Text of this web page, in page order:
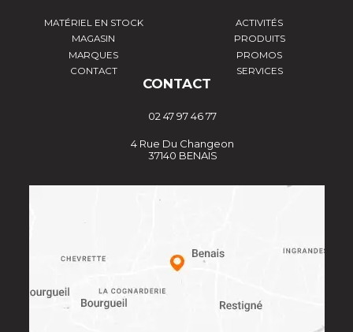
MATÉRIEL EN STOCK
ACTIVITÉS
MAGASIN
PRODUITS
MARQUES
PROMOS
CONTACT
SERVICES
CONTACT
02 47 97 46 77
4 Rue Du Changeon
37140 BENAIS